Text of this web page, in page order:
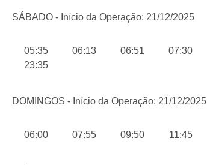
SÁBADO - Início da Operação: 21/12/2025
05:35 06:13 06:51 07:30
23:35
DOMINGOS - Início da Operação: 21/12/2025
06:00 07:55 09:50 11:45